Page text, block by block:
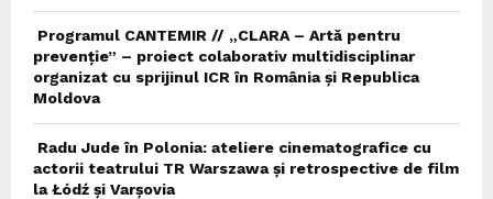
Programul CANTEMIR // „CLARA – Artă pentru
prevenție” – proiect colaborativ multidisciplinar
organizat cu sprijinul ICR în România și Republica
Moldova
Radu Jude în Polonia: ateliere cinematografice cu
actorii teatrului TR Warszawa și retrospective de film
la Łódź și Varșovia